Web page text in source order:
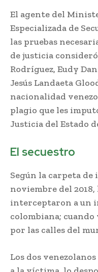
El agente del
Especializada de
las pruebas
de justicia
Rodríguez, Eudy
Jesús Landaeta
nacionalidad
plagio que les
Justicia del Estado
El secuestro
Según la carpeta de
noviembre del
interceptaron a un
colombiana;
por las calles del
Los dos